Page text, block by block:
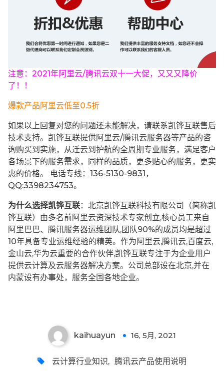
注意：2021年阿里云/腾讯云双十一大促，又又又降价
了！！
爆款产品阿里云低至0.5折
如果以上回复对您的问题还未能解决，请联系凯铧互联售后
技术支持。凯铧互联提供阿里云/腾讯云服务器等产品的咨
询购买到实施，从迁云到护航的全周期专业服务，满足客户
各场景下的服务需求，同样的品质，更多贴心的服务，更实
惠的价格。 电话专线：136-5130-9831，
QQ:3398234753。
为什么选择凯铧互联：北京凯铧互联科技有限公司（简称凯
铧互联）由多名前阿里云资深技术专家创立,核心员工来自
阿里巴巴、腾讯服务器运维团队,团队90%的成员均是超过
10年具备专业运维经验的精英。作为阿里云,腾讯云,百度云,
金山云,华为云重要的合作伙伴,凯铧互联专注于为企业用户
提供云计算及云服务器解决方案。公司总部设在北京,并在
内蒙设有办事处，服务全国各地企业。
kaihuayun 16, 5月, 2021
云计算行业知识, 腾讯云产品使用说明